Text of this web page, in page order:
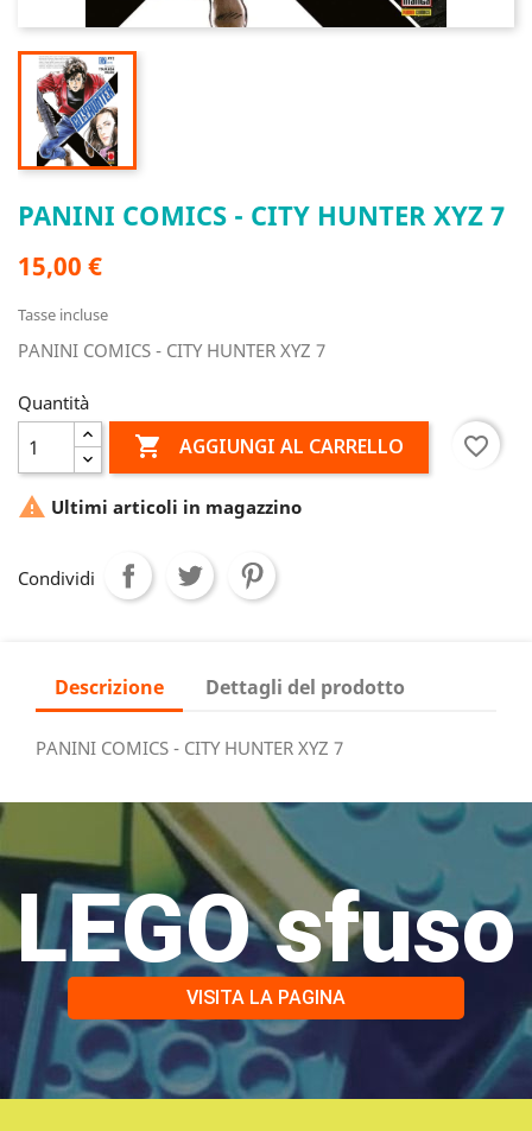
PANINI COMICS - CITY HUNTER XYZ 7
15,00 €
Tasse incluse
PANINI COMICS - CITY HUNTER XYZ 7
Quantità
 AGGIUNGI AL CARRELLO favorite_border
 Ultimi articoli in magazzino
Condividi
Descrizione Dettagli del prodotto
PANINI COMICS - CITY HUNTER XYZ 7
LEGO sfuso
VISITA LA PAGINA